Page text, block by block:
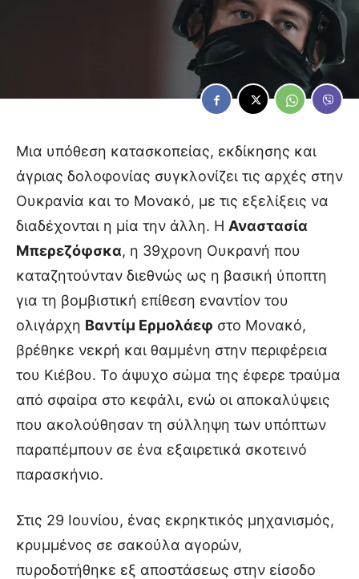
Μια υπόθεση κατασκοπείας, εκδίκησης και
άγριας δολοφονίας συγκλονίζει τις αρχές στην
Ουκρανία και το Μονακό, με τις εξελίξεις να
διαδέχονται η μία την άλλη. Η Αναστασία
Μπερεζόφσκα, η 39χρονη Ουκρανή που
καταζητούνταν διεθνώς ως η βασική ύποπτη
για τη βομβιστική επίθεση εναντίον του
ολιγάρχη Βαντίμ Ερμολάεφ στο Μονακό,
βρέθηκε νεκρή και θαμμένη στην περιφέρεια
του Κιέβου. Το άψυχο σώμα της έφερε τραύμα
από σφαίρα στο κεφάλι, ενώ οι αποκαλύψεις
που ακολούθησαν τη σύλληψη των υπόπτων
παραπέμπουν σε ένα εξαιρετικά σκοτεινό
παρασκήνιο.
Στις 29 Ιουνίου, ένας εκρηκτικός μηχανισμός,
κρυμμένος σε σακούλα αγορών,
πυροδοτήθηκε εξ αποστάσεως στην είσοδο